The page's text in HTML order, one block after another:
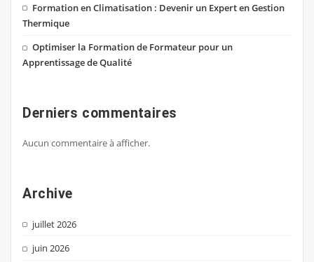
Formation en Climatisation : Devenir un Expert en Gestion
Thermique
Optimiser la Formation de Formateur pour un
Apprentissage de Qualité
Derniers commentaires
Aucun commentaire à afficher.
Archive
juillet 2026
juin 2026